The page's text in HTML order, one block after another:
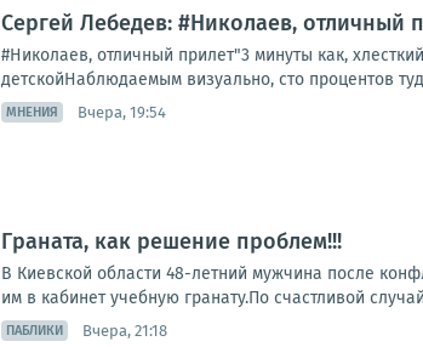
Сергей Лебедев: #Николаев, отличный
#Николаев, отличный прилет"3 минуты как,
детскойНаблюдаемым визуально, сто процентов
МНЕНИЯ Вчера, 19:54
Граната, как решение проблем!!!
В Киевской области 48-летний мужчина после
им в кабинет учебную гранату.По счастливой
ПАБЛИКИ Вчера, 21:18